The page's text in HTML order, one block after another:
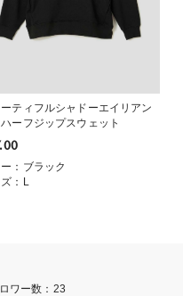
ーティフルシャドーエイリアン
ハーフジップスウェット
：ブラック
：L
ワー数：23